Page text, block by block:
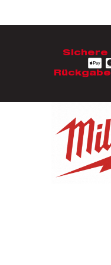
Sichere
Rückgabe